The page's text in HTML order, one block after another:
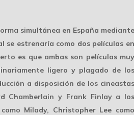
simultánea en España mediante
se estrenaría como dos películas en
es que ambas son películas muy
ligero y plagado de los
a disposición de los cineastas
Chamberlain y Frank Finlay a los
Milady, Christopher Lee como